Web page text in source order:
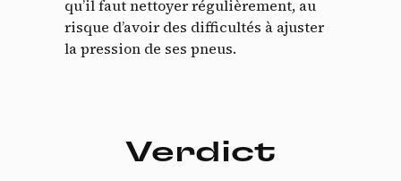
qu’il faut nettoyer régulièrement, au
risque d’avoir des difficultés à ajuster
la pression de ses pneus.
Verdict